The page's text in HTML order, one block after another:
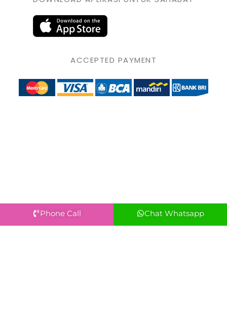
ACCEPTED PAYMENT
Phone Call Chat Whatsapp